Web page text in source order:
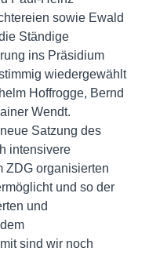
sowie Ewald
Ständige
ins Präsidium
wiedergewählt
Hoffrogge, Bernd
Wendt.
Satzung des
intensivere
ZDG organisierten
und so der
und
sind wir noch